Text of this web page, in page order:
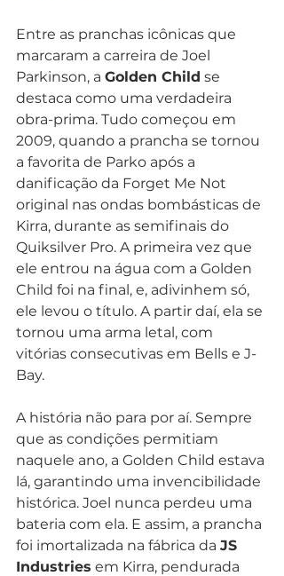
Entre as pranchas icônicas que
marcaram a carreira de Joel
Parkinson, a Golden Child se
destaca como uma verdadeira
obra-prima. Tudo começou em
2009, quando a prancha se tornou
a favorita de Parko após a
danificação da Forget Me Not
original nas ondas bombásticas de
Kirra, durante as semifinais do
Quiksilver Pro. A primeira vez que
ele entrou na água com a Golden
Child foi na final, e, adivinhem só,
ele levou o título. A partir daí, ela se
tornou uma arma letal, com
vitórias consecutivas em Bells e J-
Bay.
A história não para por aí. Sempre
que as condições permitiam
naquele ano, a Golden Child estava
lá, garantindo uma invencibilidade
histórica. Joel nunca perdeu uma
bateria com ela. E assim, a prancha
foi imortalizada na fábrica da JS
Industries em Kirra, pendurada